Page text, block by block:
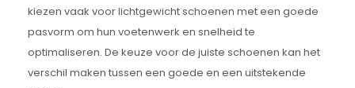
kiezen vaak voor lichtgewicht schoenen met een goede
pasvorm om hun voetenwerk en snelheid te
optimaliseren. De keuze voor de juiste schoenen kan het
verschil maken tussen een goede en een uitstekende